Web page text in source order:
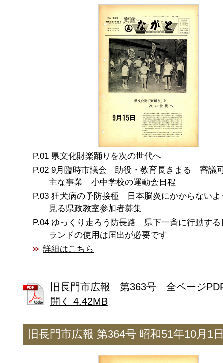
県文化財楽踊りを次の世代へ
9月臨時市議会 助役・教育長きまる 審議
主な事業 小中学校の運動会日程
狂犬病の予防接種 日本脳炎にかからない
見る県政教室参加者募集
ゆっくり走ろう防長路 県下一斉に行動す
ランドの使用は届出が必要です
詳細はこちら
旧長門市広報 第363号 全ページ
開く 4.42MB
旧長門市広報 第364号 昭和51年10月1